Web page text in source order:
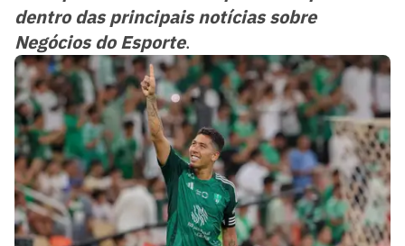
dentro das principais notícias sobre
Negócios do Esporte.